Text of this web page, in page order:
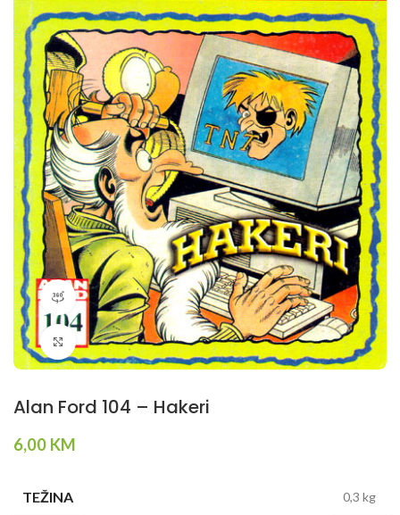
360 product view
Klikni da povečaš
Alan Ford 104 – Hakeri
6,00 KM
TEŽINA 0,3 kg